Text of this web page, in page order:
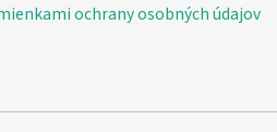
ochrany osobných údajov